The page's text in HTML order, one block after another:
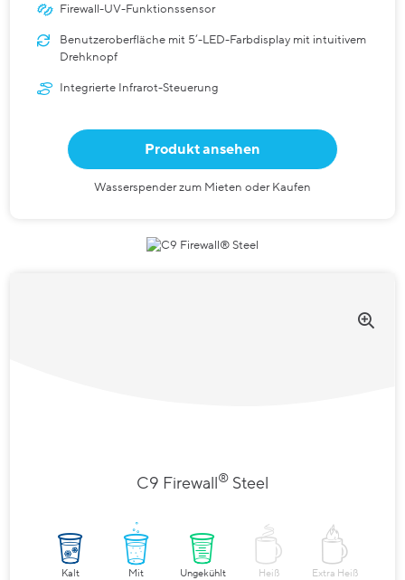
Firewall-UV-Funktionssensor
Benutzeroberfläche mit 5‘-LED-Farbdisplay mit intuitivem
Drehknopf
Integrierte Infrarot-Steuerung
Produkt ansehen
Wasserspender zum Mieten oder Kaufen
C9 Firewall® Steel
Kalt Mit Ungekühlt Heiß Extra Heiß